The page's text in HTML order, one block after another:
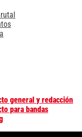
general y redacción
para bandas